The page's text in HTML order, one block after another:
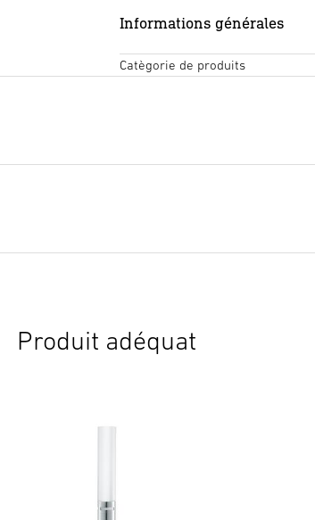
Informations générales
Catègorie de produits
Produit adéquat